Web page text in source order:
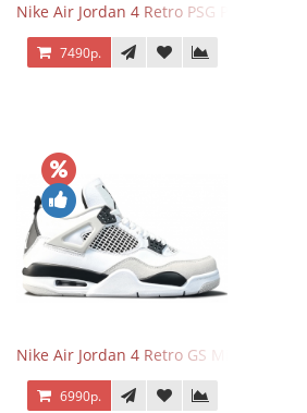
Nike Air Jordan 4 Retro PSG Paris Saint-
7490р.
Nike Air Jordan 4 Retro GS Military Black
6990р.